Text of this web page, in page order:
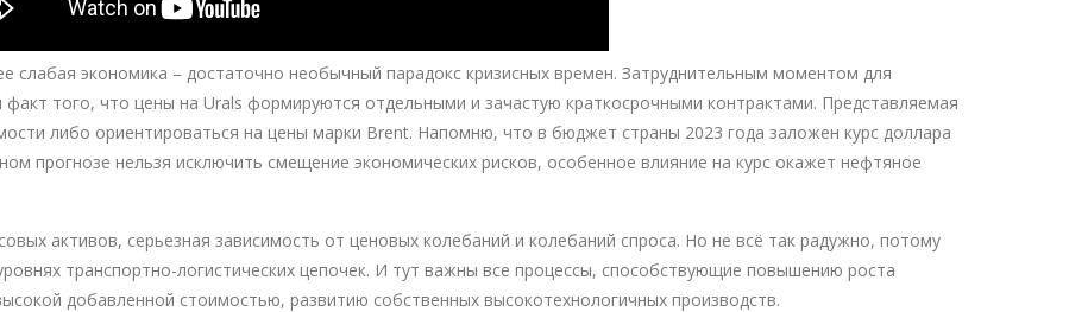
слабая экономика – достаточно необычный парадокс кризисных времен. Затруднительным моментом для
того, что цены на Urals формируются отдельными и зачастую краткосрочными контрактами. Представляемая
либо ориентироваться на цены марки Brent. Напомню, что в бюджет страны 2023 года заложен курс доллара
прогнозе нельзя исключить смещение экономических рисков, особенное влияние на курс окажет нефтяное
активов, серьезная зависимость от ценовых колебаний и колебаний спроса. Но не всё так радужно, потому
транспортно-логистических цепочек. И тут важны все процессы, способствующие повышению роста
добавленной стоимостью, развитию собственных высокотехнологичных производств.